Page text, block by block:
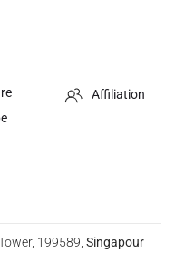
Affiliation
199589, Singapour